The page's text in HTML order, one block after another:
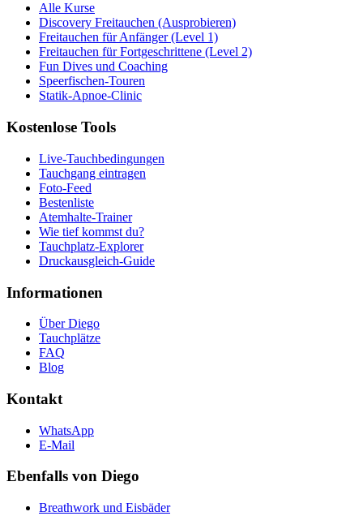
Alle Kurse
Discovery Freitauchen (Ausprobieren)
Freitauchen für Anfänger (Level 1)
Freitauchen für Fortgeschrittene (Level 2)
Fun Dives und Coaching
Speerfischen-Touren
Statik-Apnoe-Clinic
Kostenlose Tools
Live-Tauchbedingungen
Tauchgang eintragen
Foto-Feed
Bestenliste
Atemhalte-Trainer
Wie tief kommst du?
Tauchplatz-Explorer
Druckausgleich-Guide
Informationen
Über Diego
Tauchplätze
FAQ
Blog
Kontakt
WhatsApp
E-Mail
Ebenfalls von Diego
Breathwork und Eisbäder